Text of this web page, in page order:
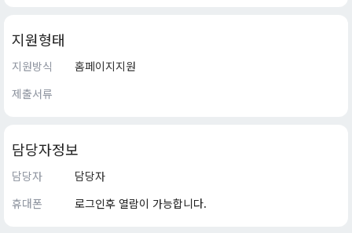
지원형태
지원방식
홈페이지지원
제출서류
담당자정보
담당자
담당자
휴대폰
로그인후 열람이 가능합니다.